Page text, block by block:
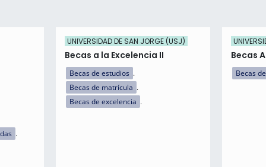
UNIVERSIDAD DE SAN JORGE (USJ)
Becas a la Excelencia II
Becas de estudios
Becas de matrícula
Becas de excelencia
Becas
Becas